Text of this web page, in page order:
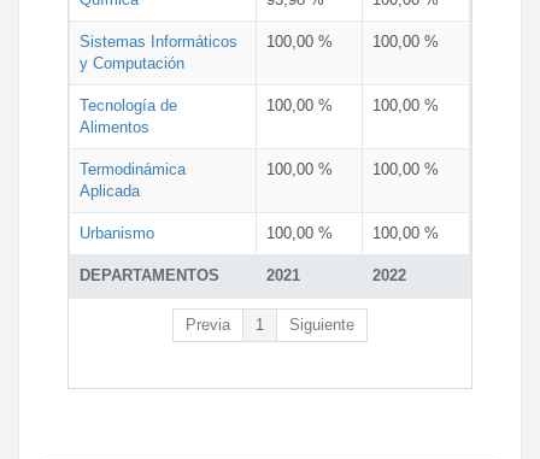
DEPARTAMENTOS 2021 2022
Sistemas Informáticos
y Computación
100,00 % 100,00 %
Tecnología de
Alimentos
100,00 % 100,00 %
Termodinámica
Aplicada
100,00 % 100,00 %
Urbanismo 100,00 % 100,00 %
Previa 1 Siguiente